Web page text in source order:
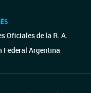
Oficiales de la R. A.
Federal Argentina